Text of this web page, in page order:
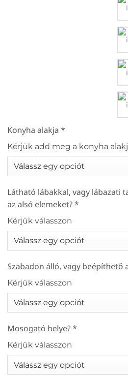
Konyha alakja *
Kérjük add meg a konyha
Látható lábakkal, vagy lábazati
az alsó elemeket?*
Kérjük válasszon
Szabadon álló, vagy beépíthető
Kérjük válasszon
Mosogató helye?*
Kérjük válasszon